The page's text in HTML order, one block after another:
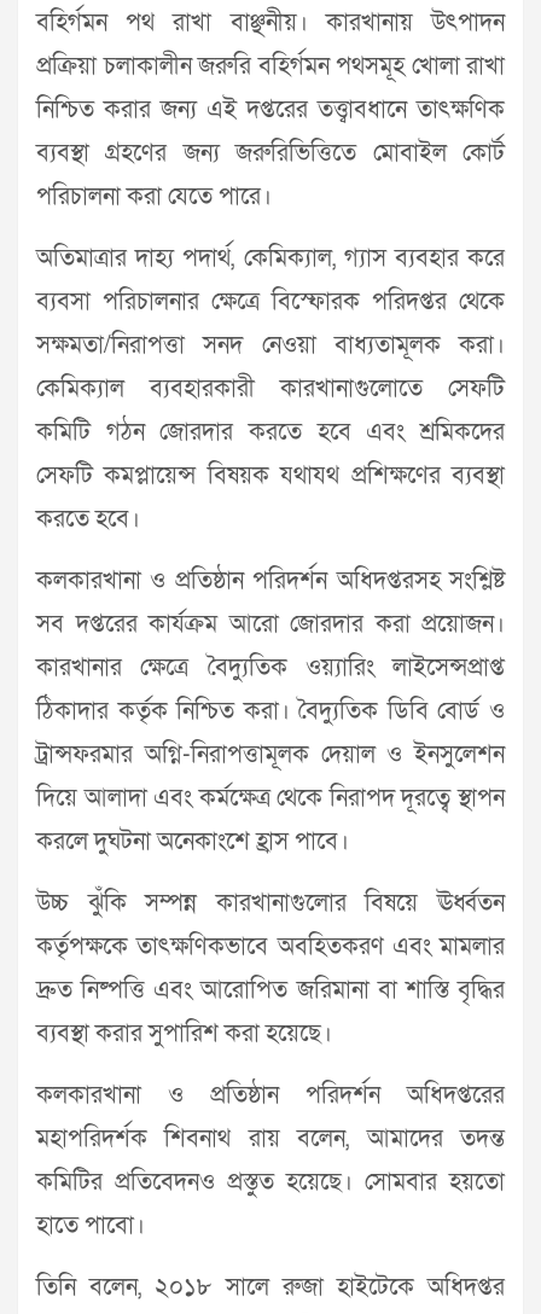
বহির্গমন পথ রাখা বাঞ্ছনীয়। কারখানায় উৎপাদন
প্রক্রিয়া চলাকালীন জরুরি বহির্গমন পথসমূহ খোলা রাখা
নিশ্চিত করার জন্য এই দপ্তরের তত্ত্বাবধানে তাৎক্ষণিক
ব্যবস্থা গ্রহণের জন্য জরুরিভিত্তিতে মোবাইল কোর্ট
পরিচালনা করা যেতে পারে।
অতিমাত্রার দাহ্য পদার্থ, কেমিক্যাল, গ্যাস ব্যবহার করে
ব্যবসা পরিচালনার ক্ষেত্রে বিস্ফোরক পরিদপ্তর থেকে
সক্ষমতা/নিরাপত্তা সনদ নেওয়া বাধ্যতামূলক করা।
কেমিক্যাল ব্যবহারকারী কারখানাগুলোতে সেফটি
কমিটি গঠন জোরদার করতে হবে এবং শ্রমিকদের
সেফটি কমপ্লায়েন্স বিষয়ক যথাযথ প্রশিক্ষণের ব্যবস্থা
করতে হবে।
কলকারখানা ও প্রতিষ্ঠান পরিদর্শন অধিদপ্তরসহ সংশ্লিষ্ট
সব দপ্তরের কার্যক্রম আরো জোরদার করা প্রয়োজন।
কারখানার ক্ষেত্রে বৈদ্যুতিক ওয়্যারিং লাইসেন্সপ্রাপ্ত
ঠিকাদার কর্তৃক নিশ্চিত করা। বৈদ্যুতিক ডিবি বোর্ড ও
ট্রান্সফরমার অগ্নি-নিরাপত্তামূলক দেয়াল ও ইনসুলেশন
দিয়ে আলাদা এবং কর্মক্ষেত্র থেকে নিরাপদ দূরত্বে স্থাপন
করলে দুঘটনা অনেকাংশে হ্রাস পাবে।
উচ্চ ঝুঁকি সম্পন্ন কারখানাগুলোর বিষয়ে ঊর্ধ্বতন
কর্তৃপক্ষকে তাৎক্ষণিকভাবে অবহিতকরণ এবং মামলার
দ্রুত নিষ্পত্তি এবং আরোপিত জরিমানা বা শাস্তি বৃদ্ধির
ব্যবস্থা করার সুপারিশ করা হয়েছে।
কলকারখানা ও প্রতিষ্ঠান পরিদর্শন অধিদপ্তরের
মহাপরিদর্শক শিবনাথ রায় বলেন, আমাদের তদন্ত
কমিটির প্রতিবেদনও প্রস্তুত হয়েছে। সোমবার হয়তো
হাতে পাবো।
তিনি বলেন, ২০১৮ সালে রুজা হাইটেকে অধিদপ্তর